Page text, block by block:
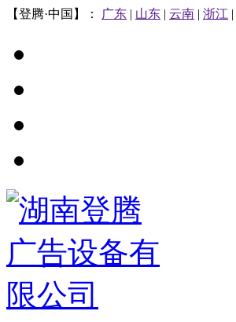
【登腾·中国】： 广东 | 山东 | 云南 | 浙江 |